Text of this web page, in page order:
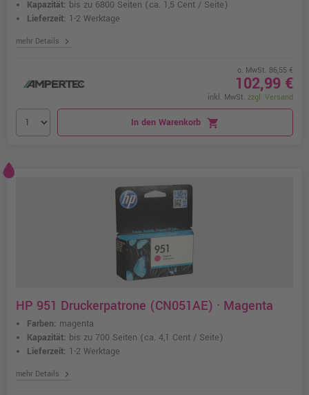
Kapazität: bis zu 6800 Seiten (ca. 1,5 Cent / Seite)
Lieferzeit: 1-2 Werktage
mehr Details chevron_right
o. MwSt. 86,55 €
102,99 €
inkl. MwSt. zzgl. Versand
In den Warenkorb shopping_cart
HP 951 Druckerpatrone (CN051AE) · Magenta
Farben: magenta
Kapazität: bis zu 700 Seiten (ca. 4,1 Cent / Seite)
Lieferzeit: 1-2 Werktage
mehr Details chevron_right